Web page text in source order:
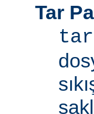
Tar
tar